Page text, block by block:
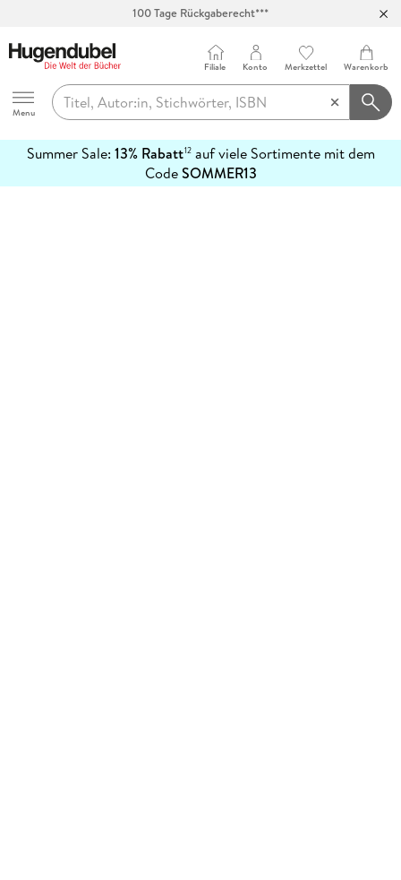
100 Tage Rückgaberecht***
Hugendubel
Menu
Filiale Konto Merkzettel Warenkorb
Summer Sale: 13% Rabatt12auf viele Sortimente mit dem
CodeSOMMER13
erfahren